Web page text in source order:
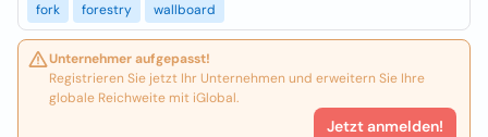
fork
forestry wallboard
Unternehmer aufgepasst!
Registrieren Sie jetzt Ihr Unternehmen und erweitern Sie Ihre
globale Reichweite mit iGlobal.
Jetzt anmelden!